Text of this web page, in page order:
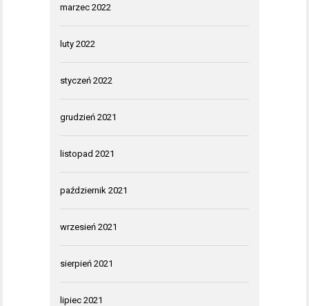
marzec 2022
luty 2022
styczeń 2022
grudzień 2021
listopad 2021
październik 2021
wrzesień 2021
sierpień 2021
lipiec 2021